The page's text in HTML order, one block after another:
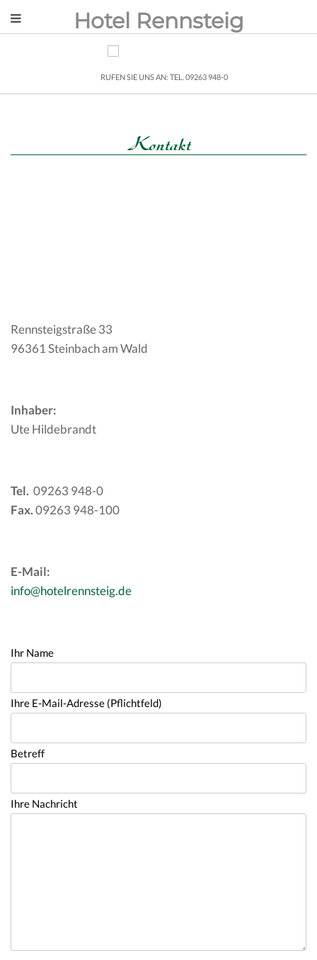
Hotel Rennsteig
RUFEN SIE UNS AN: TEL. 09263 948-0
Kontakt
Rennsteigstraße 33
96361 Steinbach am Wald
Inhaber:
Ute Hildebrandt
Tel. 09263 948-0
Fax.09263 948-100
E-Mail:
info@hotelrennsteig.de
Ihr Name
Ihre E-Mail-Adresse (Pflichtfeld)
Betreff
Ihre Nachricht